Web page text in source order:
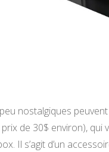
nostalgiques
de 30$ environ),
Il s’agit d’un